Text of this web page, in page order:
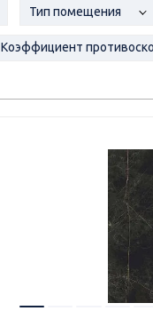
Тип помещения
Коэффициент